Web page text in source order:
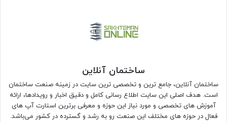
ساختمان آنلاین
ساختمان آنلاین، جامع ترین و تخصصی ترین سایت در زمینه صنعت ساختمان
است. هدف اصلی این سایت اطلاع رسانی کامل و دقیق اخبار و رویدادها، ارائه
آموزش های تخصصی و مورد نیاز این حوزه و معرفی برترین استارت آپ های
فعال در حوزه های مختلف این صنعت رو به رشد و گسترده در کشور می‌باشد.